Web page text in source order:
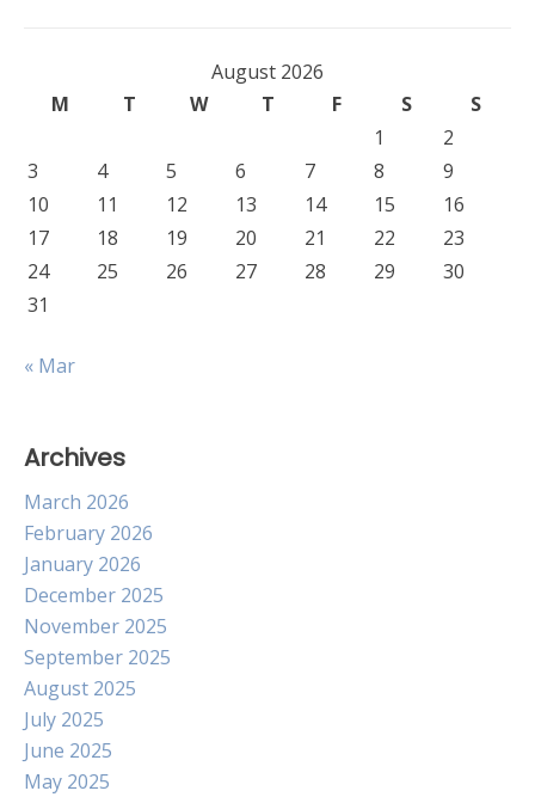
August 2026
M
T W T F S
S
1
2
3
4 5 6 7 8
9
10
11 12 13 14 15
16
17
18 19 20 21 22
23
24
25 26 27 28 29
30
31
« Mar
Archives
March 2026
February 2026
January 2026
December 2025
November 2025
September 2025
August 2025
July 2025
June 2025
May 2025